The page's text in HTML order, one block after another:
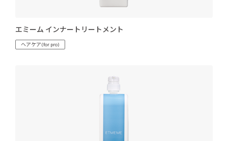
エミーム インナートリートメント
ヘアケア(for pro)